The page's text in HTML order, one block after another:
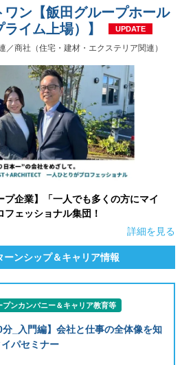
／商社（住宅・建材・エクステリア関連）
ン【飯田グループホール
イム上場）】
UPDATE
プ企業】「一人でも多くの方にマイ
ェッショナル集団！
詳細を見る
ーンシップ＆キャリア情報
プンカンパニー＆キャリア教育等
分_入門編】会社と仕事の全体像を知
パセミナー